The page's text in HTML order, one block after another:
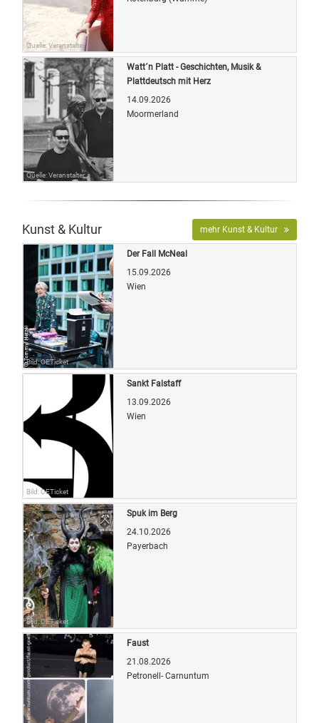
Quelle: Veranstalter
Quelle: Veranstalter
Watt´n Platt - Geschichten, Musik &
Plattdeutsch mit Herz
14.09.2026
Moormerland
Kunst & Kultur mehr Kunst & Kultur
Bild: OETicket
Der Fall McNeal
15.09.2026
Wien
Bild: OETicket
Sankt Falstaff
13.09.2026
Wien
Bild: OETicket
Spuk im Berg
24.10.2026
Payerbach
Faust
21.08.2026
Petronell- Carnuntum